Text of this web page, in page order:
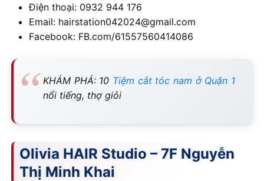
Điện thoại: 0932 944 176
Email: hairstation042024@gmail.com
Facebook: FB.com/61557560414086
KHÁM PHÁ: 10 Tiệm cắt tóc nam ở Quận 1
nổi tiếng, thợ giỏi
Olivia HAIR Studio – 7F Nguyễn
Thị Minh Khai